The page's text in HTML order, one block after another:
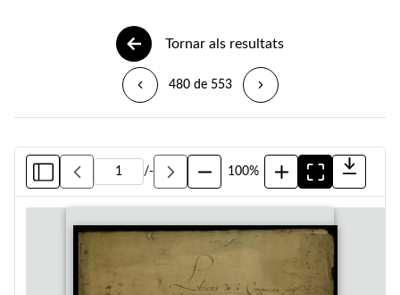
Tornar als resultats
480 de 553
/- 100%